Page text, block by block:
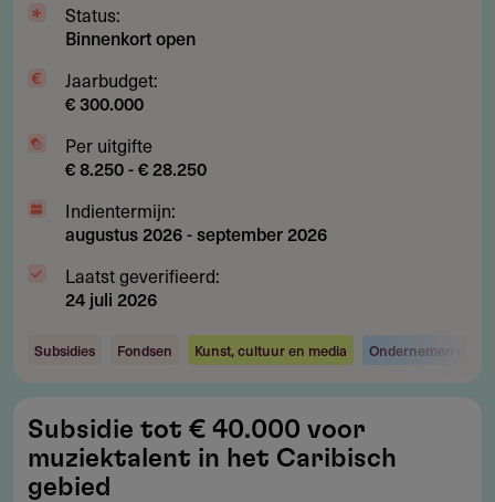
Status:
Binnenkort open
Jaarbudget:
€ 300.000
Per uitgifte
€ 8.250 - € 28.250
Indientermijn:
augustus 2026-september 2026
Laatst geverifieerd:
24 juli 2026
Subsidies Fondsen Kunst, cultuur en media Ondernemen en
tot
€
Subsidie tot € 40.000 voor
muziektalent in het Caribisch
gebied